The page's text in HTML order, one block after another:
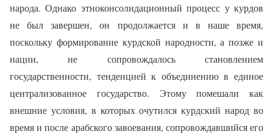
народа. Однако этноконсолидационный процесс у курдов
не был завершен, он продолжается и в наше время,
поскольку формирование курдской народности, а позже и
нации, не сопровождалось становлением
государственности, тенденцией к объединению в единое
централизованное государство. Этому помешали как
внешние условия, в которых очутился курдский народ во
время и после арабского завоевания, сопровождавшийся его